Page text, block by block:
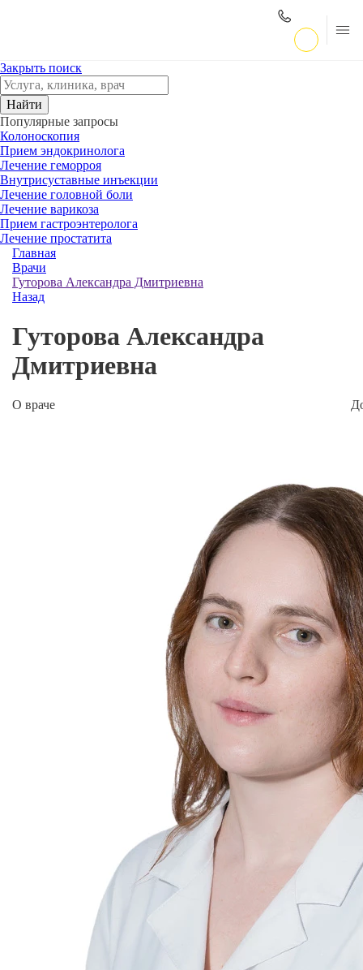
Закрыть поиск
Найти
Популярные запросы
Колоноскопия
Прием эндокринолога
Лечение геморроя
Внутрисуставные инъекции
Лечение головной боли
Лечение варикоза
Прием гастроэнтеролога
Лечение простатита
Главная
Врачи
Гуторова Александра Дмитриевна
Назад
Гуторова Александра
Дмитриевна
О враче